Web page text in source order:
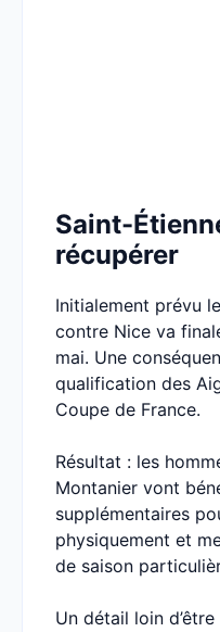
Saint-
récupérer
Initialement prévu
contre Nice va
mai. Une
qualification des
Coupe de France.
Résultat : les
Montanier vont
supplémentaires
physiquement et
de saison
Un détail loin